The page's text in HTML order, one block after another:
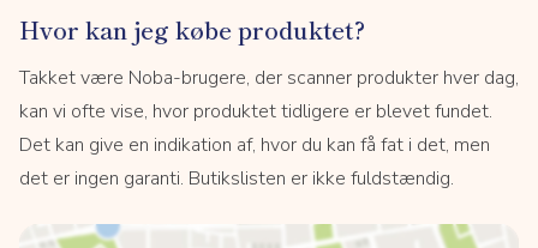
Hvor kan jeg købe produktet?
Takket være Noba-brugere, der scanner produkter hver dag,
kan vi ofte vise, hvor produktet tidligere er blevet fundet.
Det kan give en indikation af, hvor du kan få fat i det, men
det er ingen garanti. Butikslisten er ikke fuldstændig.